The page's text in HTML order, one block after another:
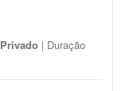
Privado | Duração